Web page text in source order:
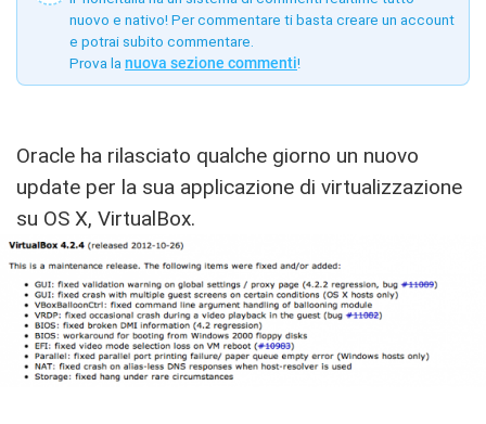
nuovo e nativo! Per commentare ti basta creare un account
e potrai subito commentare.
Prova la nuova sezione commenti!
Oracle ha rilasciato qualche giorno un nuovo
update per la sua applicazione di virtualizzazione
su OS X, VirtualBox.